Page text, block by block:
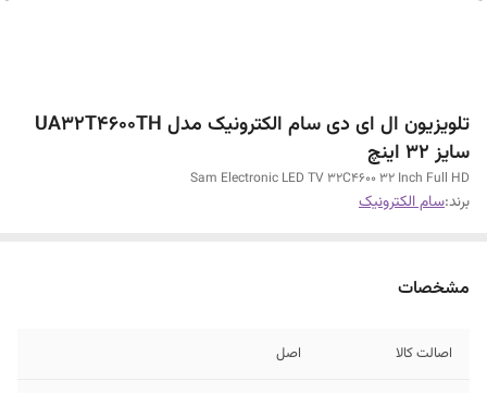
تلویزیون ال ای دی سام الکترونیک مدل UA32T4600TH
سایز 32 اینچ
Sam Electronic LED TV 32C4600 32 Inch Full HD
برند:سام الکترونیک
مشخصات
اصالت کالا اصل